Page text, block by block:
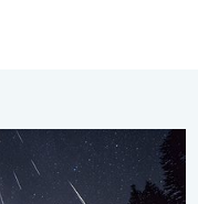
v auguste. . .